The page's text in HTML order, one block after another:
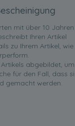
mit über 10 Jahren
Ihren Artikel
zu Ihrem Artikel, wie
abgebildet, um
für den Fall, dass
gemacht werden.